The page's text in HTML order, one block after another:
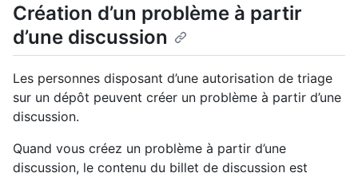
Création d’un problème à partir
d’une discussion
Les personnes disposant d’une autorisation de triage
sur un dépôt peuvent créer un problème à partir d’une
discussion.
Quand vous créez un problème à partir d’une
discussion, le contenu du billet de discussion est